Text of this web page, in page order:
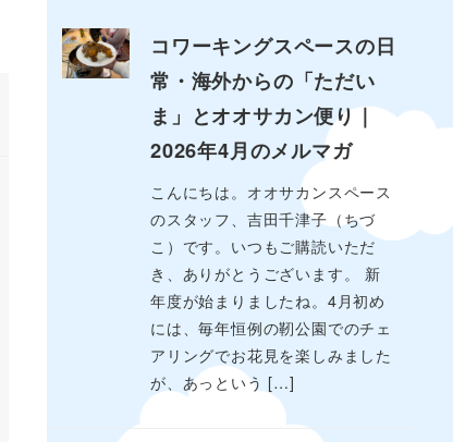
コワーキングスペースの日
常・海外からの「ただい
ま」とオオサカン便り｜
2026年4月のメルマガ
こんにちは。オオサカンスペース
のスタッフ、吉田千津子（ちづ
こ）です。いつもご購読いただ
き、ありがとうございます。 新
年度が始まりましたね。4月初め
には、毎年恒例の靭公園でのチェ
アリングでお花見を楽しみました
が、あっという […]